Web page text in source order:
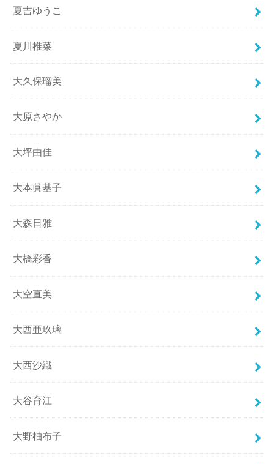
夏吉ゆうこ
夏川椎菜
大久保瑠美
大原さやか
大坪由佳
大本眞基子
大森日雅
大橋彩香
大空直美
大西亜玖璃
大西沙織
大谷育江
大野柚布子